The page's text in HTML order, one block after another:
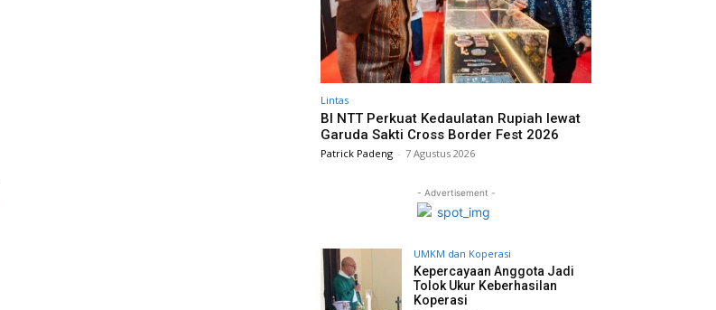
Lintas
BI NTT Perkuat Kedaulatan Rupiah lewat
Garuda Sakti Cross Border Fest 2026
Patrick Padeng - 7 Agustus 2026
- Advertisement -
UMKM dan Koperasi
Kepercayaan Anggota Jadi
Tolok Ukur Keberhasilan
Koperasi